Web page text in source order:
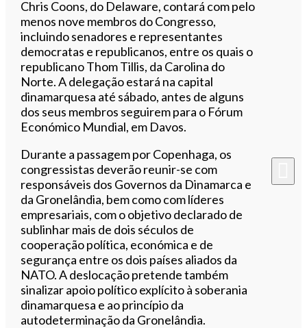
Chris Coons, do Delaware, contará com pelo
menos nove membros do Congresso,
incluindo senadores e representantes
democratas e republicanos, entre os quais o
republicano Thom Tillis, da Carolina do
Norte. A delegação estará na capital
dinamarquesa até sábado, antes de alguns
dos seus membros seguirem para o Fórum
Económico Mundial, em Davos.
Durante a passagem por Copenhaga, os
congressistas deverão reunir-se com
responsáveis dos Governos da Dinamarca e
da Gronelândia, bem como com líderes
empresariais, com o objetivo declarado de
sublinhar mais de dois séculos de
cooperação política, económica e de
segurança entre os dois países aliados da
NATO. A deslocação pretende também
sinalizar apoio político explícito à soberania
dinamarquesa e ao princípio da
autodeterminação da Gronelândia.